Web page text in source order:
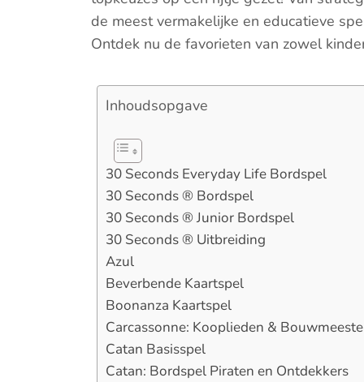
de meest vermakelijke en educatieve
Ontdek nu de favorieten van zowel
Inhoudsopgave
30 Seconds Everyday Life Bordspel
30 Seconds ® Bordspel
30 Seconds ® Junior Bordspel
30 Seconds ® Uitbreiding
Azul
Beverbende Kaartspel
Boonanza Kaartspel
Carcassonne: Kooplieden &
Catan Basisspel
Catan: Bordspel Piraten en Ontdekkers